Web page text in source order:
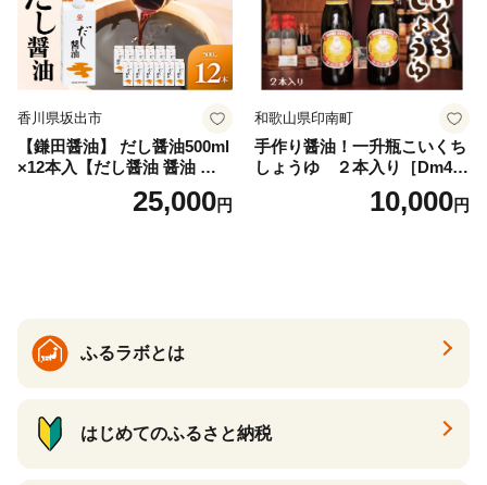
香川県坂出市
【鎌田醤油】 だし醤油500ml
×12本入【だし醤油 醤油 人気
おすすめ 人気だし醤油 出汁
25,000円
和歌山県印南町
手作り醤油！一升瓶こいくち
しょうゆ ２本入り［Dm4］
｜手作り 醤油 和歌山県 印南
町 一升瓶 こいくちしょうゆ
10,000円
ふるラボとは
はじめてのふるさと納税